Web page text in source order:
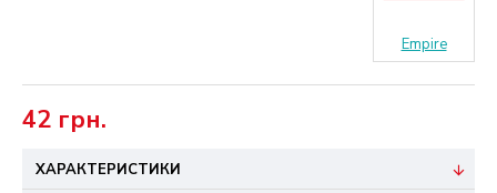
42 грн.
Empire
ХАРАКТЕРИСТИКИ